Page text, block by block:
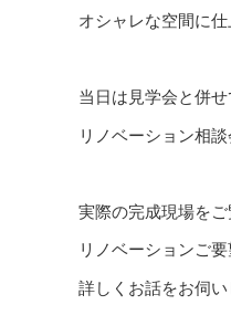
オシャレな空間に仕
当日は見学会と併せ
リノベーション相談
実際の完成現場をご
リノベーションご
詳しくお話をお伺い